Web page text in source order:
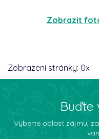
Zobrazit
Zobrazení stránky: 0x
Buďte
Vyberte oblast zájmu,